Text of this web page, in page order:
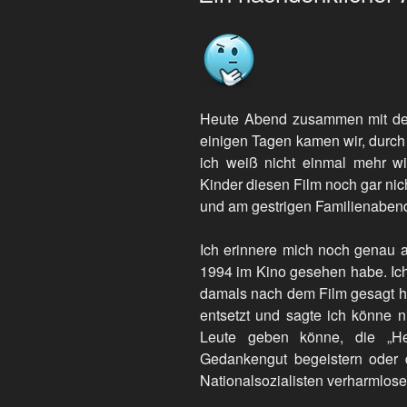
Heute Abend zusammen mit
einigen Tagen kamen wir,
ich weiß nicht einmal mehr
Kinder diesen Film noch gar
und am gestrigen
Ich erinnere mich noch genau
1994 im Kino gesehen habe.
damals nach dem Film gesagt
entsetzt und sagte ich könne
Leute geben könne, die
Gedankengut begeistern
Nationalsozialisten